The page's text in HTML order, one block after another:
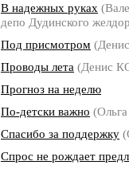
В надежных руках
депо Дудинского
Под присмотром
Проводы лета (Денис
Прогноз на неделю
По-детски важно
Спасибо за поддержку
Спрос не рождает